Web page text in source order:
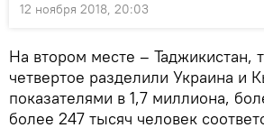
12 ноября 2018, 20:03
На втором месте – Таджикистан,
четвертое разделили Украина и
показателями в 1,7 миллиона,
более 247 тысяч человек